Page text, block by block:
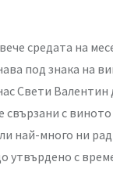
средата на
под знака на
Свети Валентин
с
най-много ни
утвърдено с